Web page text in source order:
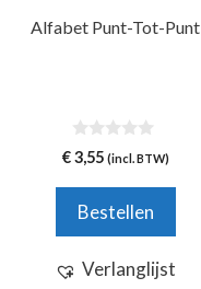
Alfabet Punt-Tot-Punt
0
v
5
€3,55 (incl. BTW)
Bestellen
Verlanglijst